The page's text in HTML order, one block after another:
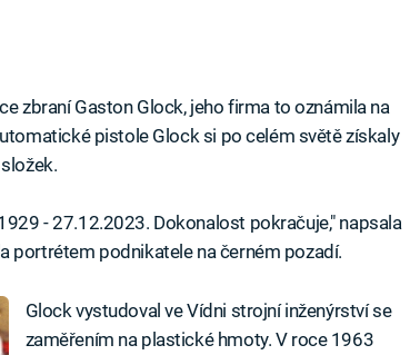
zbraní Gaston Glock, jeho firma to oznámila na
pistole Glock si po celém světě získaly
- 27.12.2023. Dokonalost pokračuje," napsala
portrétem podnikatele na černém pozadí.
Glock vystudoval ve Vídni strojní inženýrství se
zaměřením na plastické hmoty. V roce 1963